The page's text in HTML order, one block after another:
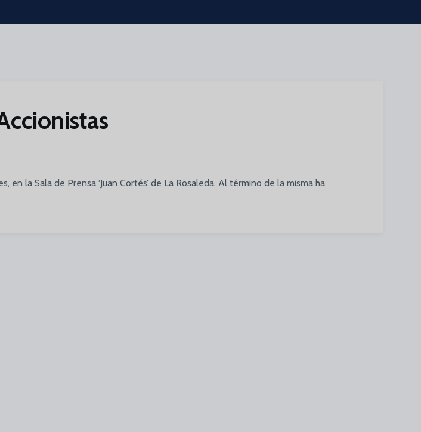
la Sala de Prensa ‘Juan Cortés’ de La Rosaleda. Al término de la misma ha